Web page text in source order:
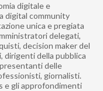
digitale e
digital community
unica e pregiata
delegati,
decision maker del
dirigenti della pubblica
delle
giornalisti.
e gli approfondimenti